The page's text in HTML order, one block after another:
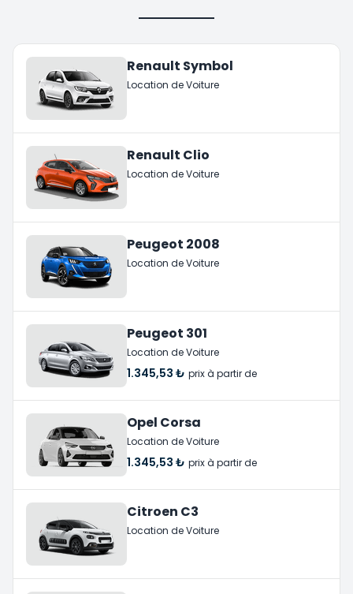
Renault Symbol
Location de Voiture
Renault Clio
Location de Voiture
Peugeot 2008
Location de Voiture
Peugeot 301
Location de Voiture
1.345,53 ₺ prix à partir de
Opel Corsa
Location de Voiture
1.345,53 ₺ prix à partir de
Citroen C3
Location de Voiture